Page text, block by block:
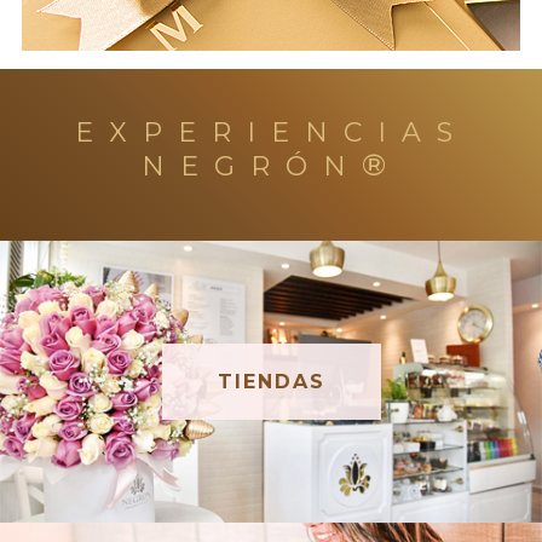
EXPERIENCIAS
NEGRÓN ®
TIENDAS